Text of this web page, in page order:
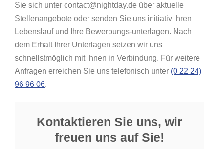
Sie sich unter contact@nightday.de über aktuelle
Stellenangebote oder senden Sie uns initiativ Ihren
Lebenslauf und Ihre Bewerbungs-unterlagen. Nach
dem Erhalt Ihrer Unterlagen setzen wir uns
schnellstmöglich mit Ihnen in Verbindung. Für weitere
Anfragen erreichen Sie uns telefonisch unter (0 22 24)
96 96 06.
Kontaktieren Sie uns, wir
freuen uns auf Sie!